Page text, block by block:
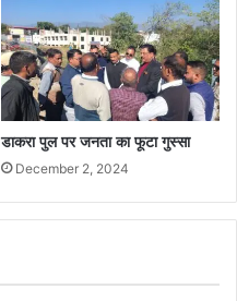
डाकरा पुल पर जनता का फूटा गुस्सा
December 2, 2024